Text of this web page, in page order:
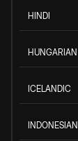
HINDI
HUNGARIAN
ICELANDIC
INDONESIAN